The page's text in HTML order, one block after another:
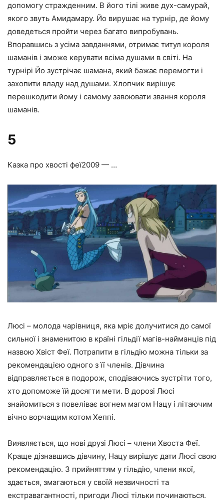
допомогу стражденним. В його тілі живе дух-самурай,
якого звуть Амидамару. Йо вирушає на турнір, де йому
доведеться пройти через багато випробувань.
Впоравшись з усіма завданнями, отримає титул короля
шаманів і зможе керувати всіма душами в світі. На
турнірі Йо зустрічає шамана, який бажає перемогти і
захопити владу над душами. Хлопчик вирішує
перешкодити йому і самому завоювати звання короля
шаманів.
5
Казка про хвості феї2009 — …
Люсі – молода чарівниця, яка мріє долучитися до самої
сильної і знаменитою в країні гільдії магів-найманців під
назвою Хвіст Феї. Потрапити в гільдію можна тільки за
рекомендацією одного з її членів. Дівчина
відправляється в подорож, сподіваючись зустріти того,
хто допоможе їй досягти мети. В дорозі Люсі
знайомиться з повеліває вогнем магом Нацу і літаючим
вічно ворчащим котом Хеппі.
Виявляється, що нові друзі Люсі – члени Хвоста Феї.
Краще дізнавшись дівчину, Нацу вирішує дати Люсі свою
рекомендацію. З прийняттям у гільдію, члени якої,
здається, змагаються у своїй незвичності та
екстравагантності, пригоди Люсі тільки починаються.